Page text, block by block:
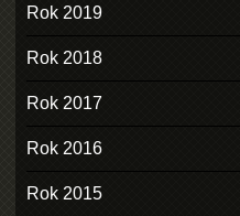
Rok 2019
Rok 2018
Rok 2017
Rok 2016
Rok 2015